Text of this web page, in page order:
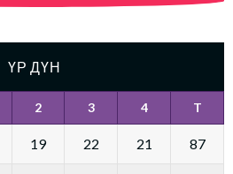
ҮР ДҮН
2 3 4 T
19 22 21 87